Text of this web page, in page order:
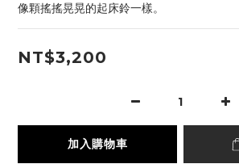
像顆搖搖晃晃的起床鈴一樣。
NT$3,200
加入購物車